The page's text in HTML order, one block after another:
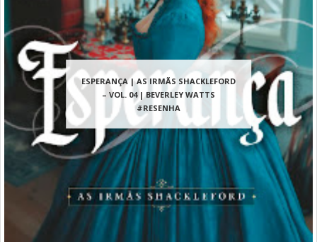
ESPERANÇA | AS IRMÃS SHACKLEFORD
– VOL. 04 | BEVERLEY WATTS
#RESENHA